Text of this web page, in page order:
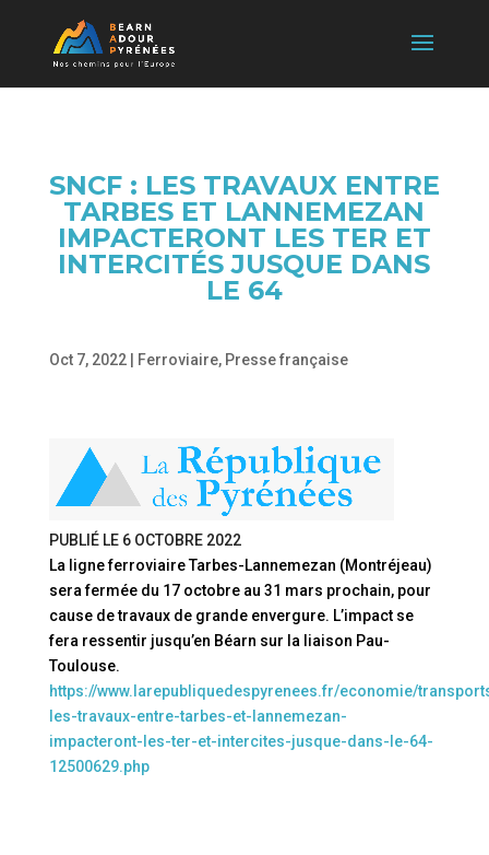
SNCF : LES TRAVAUX ENTRE
TARBES ET LANNEMEZAN
IMPACTERONT LES TER ET
INTERCITÉS JUSQUE DANS
LE 64
Oct 7, 2022| Ferroviaire, Presse française
PUBLIÉ LE 6 OCTOBRE 2022
La ligne ferroviaire Tarbes-Lannemezan (Montréjeau)
sera fermée du 17 octobre au 31 mars prochain, pour
cause de travaux de grande envergure. L’impact se
fera ressentir jusqu’en Béarn sur la liaison Pau-
Toulouse.
https://www.larepubliquedespyrenees.fr/economie/
les-travaux-entre-tarbes-et-lannemezan-
impacteront-les-ter-et-intercites-jusque-dans-le-64-
12500629.php